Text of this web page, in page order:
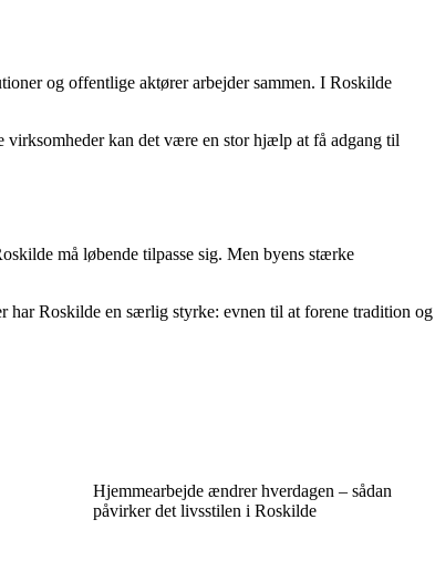
og offentlige aktører arbejder sammen. I Roskilde
virksomheder kan det være en stor hjælp at få adgang til
må løbende tilpasse sig. Men byens stærke
har Roskilde en særlig styrke: evnen til at forene tradition og
Hjemmearbejde ændrer hverdagen – sådan
påvirker det livsstilen i Roskilde